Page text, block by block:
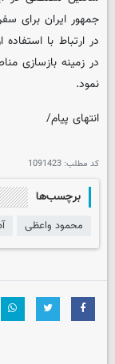
جمهور ایران برای
در ارتباط با
در زمینه بازسازی
نمود.
انتهای پیام/
کد مطلب: 1091423
برچسب‌ها
محمود واعظی